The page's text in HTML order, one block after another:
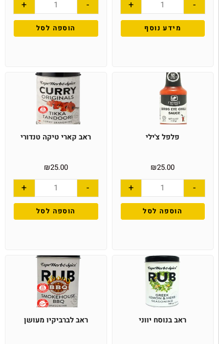
-
+
מידע נוסף
-
+
הוספה לסל
פלפל צ'ילי
₪25.00
-
+
הוספה לסל
ראב קארי טיקה טנדורי
₪25.00
-
+
הוספה לסל
ראב בנוסח יווני ראב לברביקיו מעושן